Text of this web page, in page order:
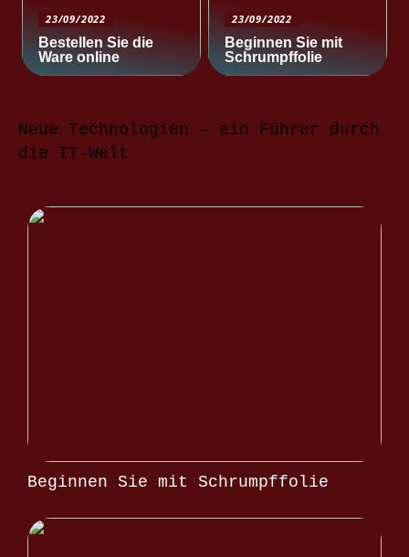
23/09/2022
Bestellen Sie die
Ware online
23/09/2022
Beginnen Sie mit
Schrumpffolie
Neue Technologien – ein Führer durch
die IT-Welt
Beginnen Sie mit Schrumpffolie